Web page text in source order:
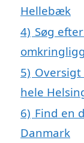
Hellebæk
4) Søg
5)
hele
6) Find en
Danmark